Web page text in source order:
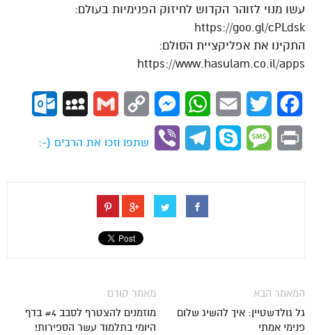
עשו מנוי לזוהר הקדוש לחיזוק הפנימיות בעולם:
https://goo.gl/cPLdsk
התקינו את אפליקציית הסולם:
https://www.hasulam.co.il/apps
Facebook
Twitter
Email
WhatsApp
Messenger
Copy
Gmail
MySpace
Print
Message
Skype
Telegram
Viber
שתפו וזכו את הרבים (-:
מאמר קודם
מוזמנים להצטרף לסבב #4 בדף
היומי בתלמוד עשר הספירות!
המאמר הבא
גל גולדשטיין: איך להשיג שלום
פנימי אמתי